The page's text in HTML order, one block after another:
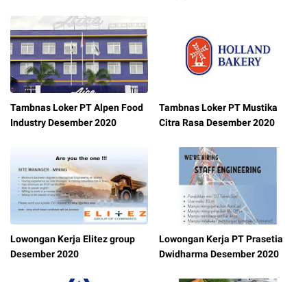
Tambnas Loker PT Alpen Food
Industry Desember 2020
Tambnas Loker PT Mustika
Citra Rasa Desember 2020
Lowongan Kerja Elitez group
Desember 2020
Lowongan Kerja PT Prasetia
Dwidharma Desember 2020